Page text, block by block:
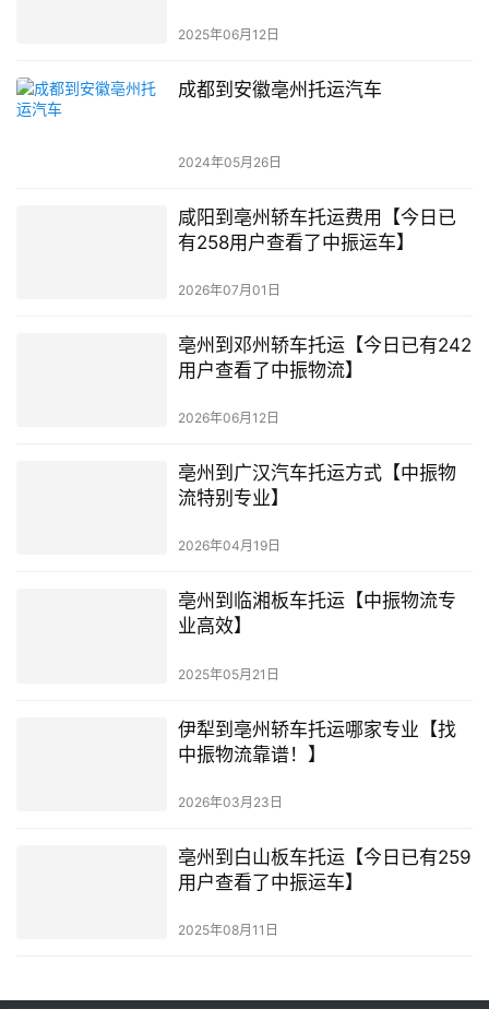
2025年06月12日
成都到安徽亳州托运汽车
2024年05月26日
咸阳到亳州轿车托运费用【今日已
有258用户查看了中振运车】
2026年07月01日
亳州到邓州轿车托运【今日已有242
用户查看了中振物流】
2026年06月12日
亳州到广汉汽车托运方式【中振物
流特别专业】
2026年04月19日
亳州到临湘板车托运【中振物流专
业高效】
2025年05月21日
伊犁到亳州轿车托运哪家专业【找
中振物流靠谱！】
2026年03月23日
亳州到白山板车托运【今日已有259
用户查看了中振运车】
2025年08月11日